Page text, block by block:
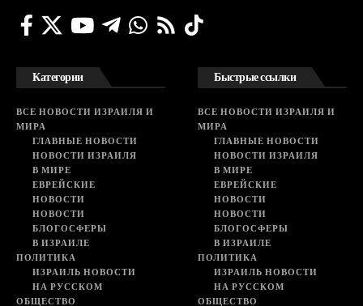
Категории
ВСЕ НОВОСТИ ИЗРАИЛЯ И
МИРА
ГЛАВНЫЕ НОВОСТИ
НОВОСТИ ИЗРАИЛЯ
В МИРЕ
ЕВРЕЙСКИЕ
НОВОСТИ
НОВОСТИ
БЛОГОСФЕРЫ
В ИЗРАИЛЕ
ПОЛИТИКА
ИЗРАИЛЬ НОВОСТИ
НА РУССКОМ
ОБЩЕСТВО
Быстрые ссылки
ВСЕ НОВОСТИ ИЗРАИЛЯ И
МИРА
ГЛАВНЫЕ НОВОСТИ
НОВОСТИ ИЗРАИЛЯ
В МИРЕ
ЕВРЕЙСКИЕ
НОВОСТИ
НОВОСТИ
БЛОГОСФЕРЫ
В ИЗРАИЛЕ
ПОЛИТИКА
ИЗРАИЛЬ НОВОСТИ
НА РУССКОМ
ОБЩЕСТВО